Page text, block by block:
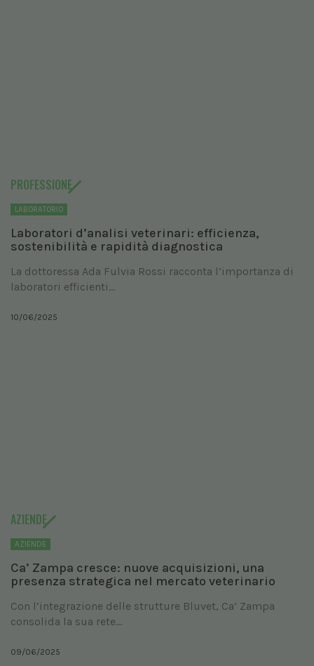
PROFESSIONE
LABORATORIO
Laboratori d’analisi veterinari: efficienza,
sostenibilità e rapidità diagnostica
La dottoressa Ada Fulvia Rossi racconta l’importanza di
laboratori efficienti...
10/06/2025
AZIENDE
AZIENDE
Ca’ Zampa cresce: nuove acquisizioni, una
presenza strategica nel mercato veterinario
Con l’integrazione delle strutture Bluvet, Ca’ Zampa
consolida la sua rete...
09/06/2025